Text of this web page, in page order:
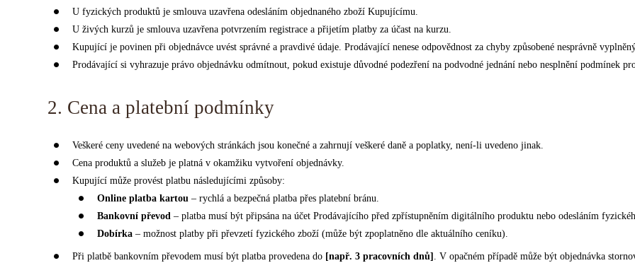
U fyzických produktů je smlouva uzavřena odesláním objednaného zboží Kupujícímu.
U živých kurzů je smlouva uzavřena potvrzením registrace a přijetím platby za účast na kurzu.
Kupující je povinen při objednávce uvést správné a pravdivé údaje. Prodávající nenese odpovědnost za chyby způsobené nesprávně
Prodávající si vyhrazuje právo objednávku odmítnout, pokud existuje důvodné podezření na podvodné jednání nebo nesplnění podmínek
2. Cena a platební podmínky
Veškeré ceny uvedené na webových stránkách jsou konečné a zahrnují veškeré daně a poplatky, není-li uvedeno jinak.
Cena produktů a služeb je platná v okamžiku vytvoření objednávky.
Kupující může provést platbu následujícími způsoby:
Online platba kartou – rychlá a bezpečná platba přes platební bránu.
Bankovní převod – platba musí být připsána na účet Prodávajícího před zpřístupněním digitálního produktu nebo odesláním
Dobírka – možnost platby při převzetí fyzického zboží (může být zpoplatněno dle aktuálního ceníku).
Při platbě bankovním převodem musí být platba provedena do [např. 3 pracovních dnů] . V opačném případě může být objednávka